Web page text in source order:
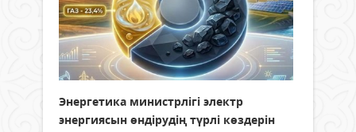
Энергетика министрлігі электр
энергиясын өндірудің түрлі көздерін